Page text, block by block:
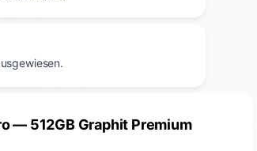
— 512GB Graphit Premium